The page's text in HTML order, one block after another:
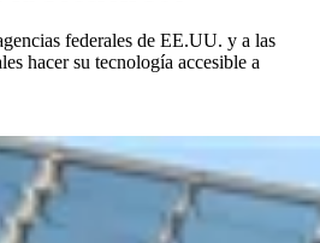
federales de EE.UU. y a las
hacer su tecnología accesible a